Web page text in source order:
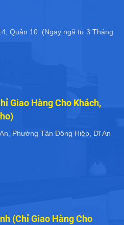
Quận 10. (Ngay ngã tư 3 Tháng
Giao Hàng Cho Khách,
Phường Tân Đông Hiệp, Dĩ An
(Chỉ Giao Hàng Cho